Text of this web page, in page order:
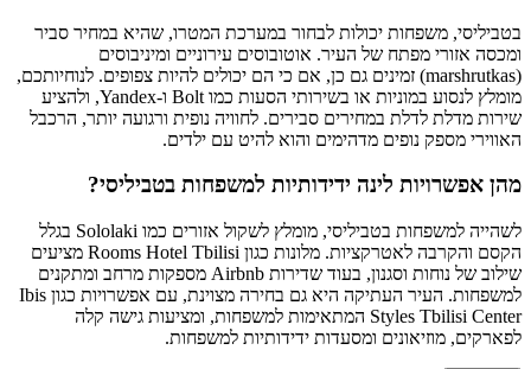
בטביליסי, משפחות יכולות לבחור במערכת המטרו, שהיא במחיר סביר
ומכסה אזורי מפתח של העיר. אוטובוסים עירוניים ומיניבוסים
(marshrutkas) זמינים גם כן, אם כי הם יכולים להיות צפופים. לנוחיותכם,
מומלץ לנסוע במוניות או בשירותי הסעות כמו Bolt ו-Yandex, ולהציע
שירות מדלת לדלת במחירים סבירים. לחוויה נופית ורגועה יותר, הרכבל
האווירי מספק נופים מדהימים והוא להיט עם ילדים.
מהן אפשרויות לינה ידידותיות למשפחות בטביליסי?
לשהייה למשפחות בטביליסי, מומלץ לשקול אזורים כמו Sololaki בגלל
הקסם והקרבה לאטרקציות. מלונות כגון Rooms Hotel Tbilisi מציעים
שילוב של נוחות וסגנון, בעוד שדירות Airbnb מספקות מרחב ומתקנים
למשפחות. העיר העתיקה היא גם בחירה מצוינת, עם אפשרויות כגון Ibis
Styles Tbilisi Center המתאימות למשפחות, ומציעות גישה קלה
לפארקים, מוזיאונים ומסעדות ידידותיות למשפחות.